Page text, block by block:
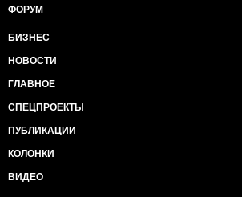
ФОРУМ
БИЗНЕС
НОВОСТИ
ГЛАВНОЕ
СПЕЦПРОЕКТЫ
ПУБЛИКАЦИИ
КОЛОНКИ
ВИДЕО